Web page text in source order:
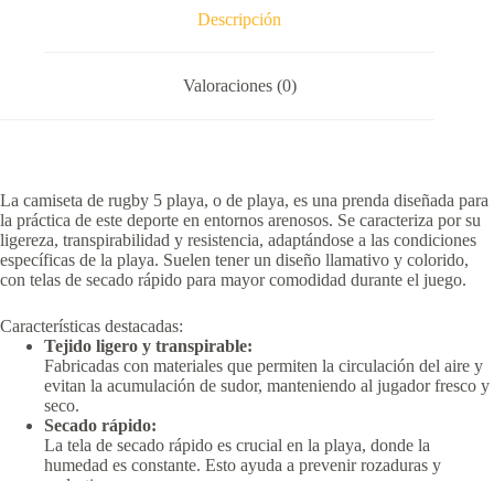
Descripción
Valoraciones (0)
La camiseta de rugby 5 playa, o de playa, es una prenda diseñada para
la práctica de este deporte en entornos arenosos. Se caracteriza por su
ligereza, transpirabilidad y resistencia, adaptándose a las condiciones
específicas de la playa. Suelen tener un diseño llamativo y colorido,
con telas de secado rápido para mayor comodidad durante el juego.
Características destacadas:
Tejido ligero y transpirable:
Fabricadas con materiales que permiten la circulación del aire y
evitan la acumulación de sudor, manteniendo al jugador fresco y
seco.
Secado rápido:
La tela de secado rápido es crucial en la playa, donde la
humedad es constante. Esto ayuda a prevenir rozaduras y